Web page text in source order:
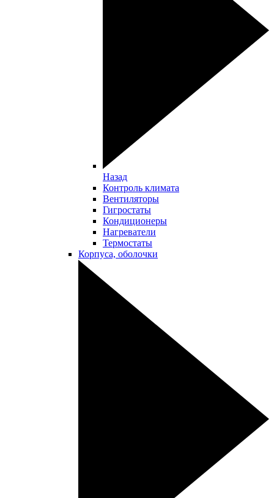
Назад
Контроль климата
Вентиляторы
Гигростаты
Кондиционеры
Нагреватели
Термостаты
Корпуса, оболочки